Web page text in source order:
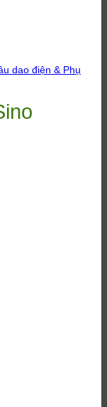
dao điện & Phụ